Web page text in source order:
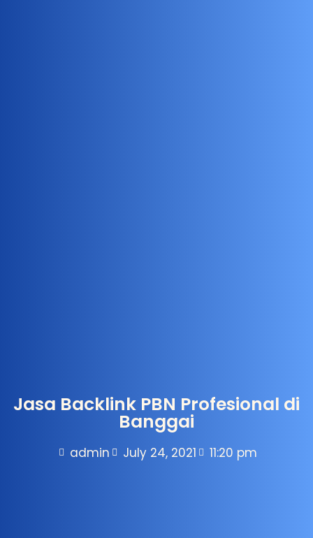
Jasa Backlink PBN Profesional di
Banggai
admin July 24, 2021 11:20 pm